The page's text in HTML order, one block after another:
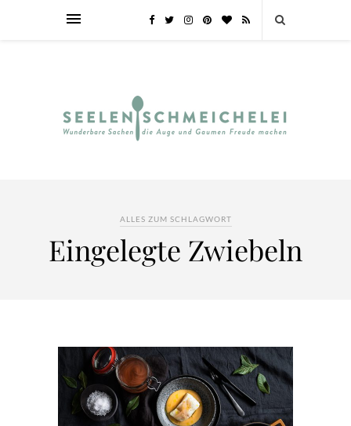
ALLES ZUM SCHLAGWORT
Eingelegte Zwiebeln